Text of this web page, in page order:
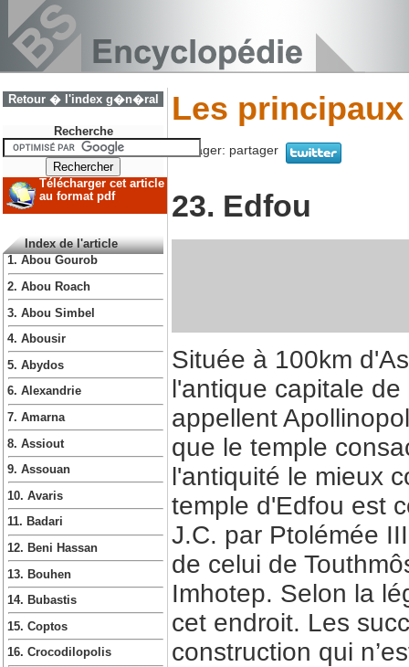
Retour � l'index g�n�ral
Recherche
Télécharger cet article
au format pdf
Index de l'article
1. Abou Gourob
2. Abou Roach
3. Abou Simbel
4. Abousir
5. Abydos
6. Alexandrie
7. Amarna
8. Assiout
9. Assouan
10. Avaris
11. Badari
12. Beni Hassan
13. Bouhen
14. Bubastis
15. Coptos
16. Crocodilopolis
Les
Partager: partager
23. Edfou
Située à 100km
l'antique capitale
appellent
que le temple
l'antiquité le mieux
temple d'Edfou est
J.C. par Ptolémée
de celui de
Imhotep. Selon la
cet endroit. Les
construction qui